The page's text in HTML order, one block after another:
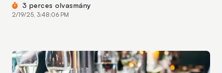
3 perces olvasmány
2/19/25, 3:48:06 PM